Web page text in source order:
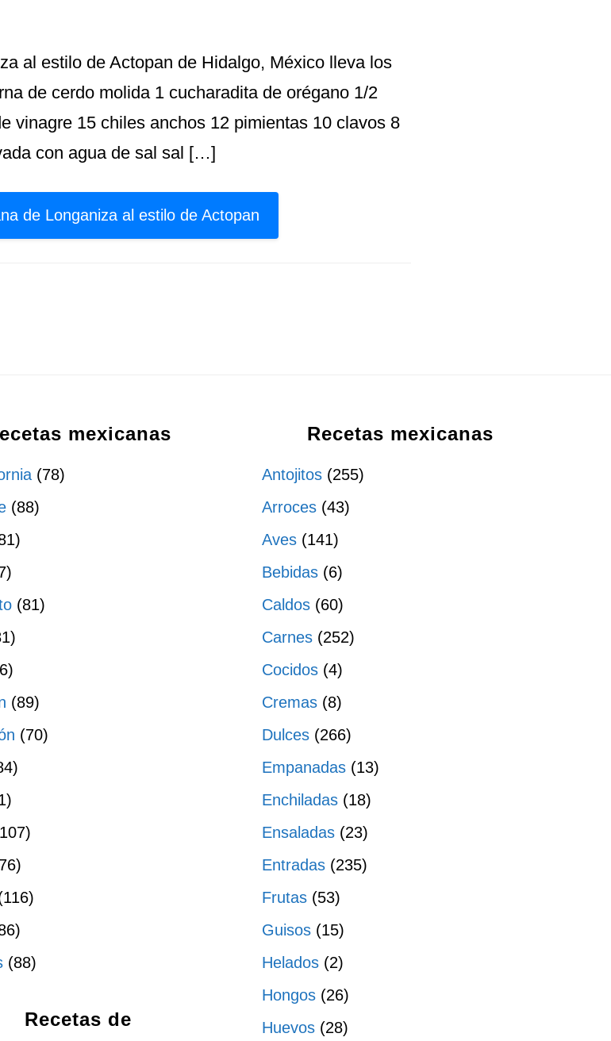
al estilo de Actopan de Hidalgo, México lleva los
de cerdo molida 1 cucharadita de orégano 1/2
vinagre 15 chiles anchos 12 pimientas 10 clavos 8
con agua de sal sal […]
de Longaniza al estilo de Actopan
mexicanas
(78)
(88)
(81)
(89)
(70)
(88)
Recetas de
Recetas mexicanas
Antojitos (255)
Arroces (43)
Aves (141)
Bebidas (6)
Caldos (60)
Carnes (252)
Cocidos (4)
Cremas (8)
Dulces (266)
Empanadas (13)
Enchiladas (18)
Ensaladas (23)
Entradas (235)
Frutas (53)
Guisos (15)
Helados (2)
Hongos (26)
Huevos (28)